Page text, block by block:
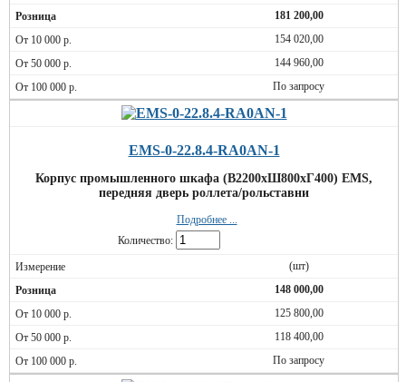
181 200,00
154 020,00
144 960,00
По запросу
EMS-0-22.8.4-RA0AN-1
Корпус промышленного шкафа (В2200хШ800хГ400) EMS,
передняя дверь роллета/рольставни
Подробнее ...
Количество:
(шт)
148 000,00
125 800,00
118 400,00
По запросу